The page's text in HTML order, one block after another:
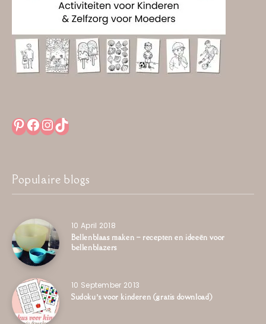
Pinterest
Facebook
Instagram
TikTok
Populaire blogs
10 April 2018
Bellenblaas maken – recepten en ideeën voor
bellenblazers
10 September 2013
Sudoku’s voor kinderen (gratis download)